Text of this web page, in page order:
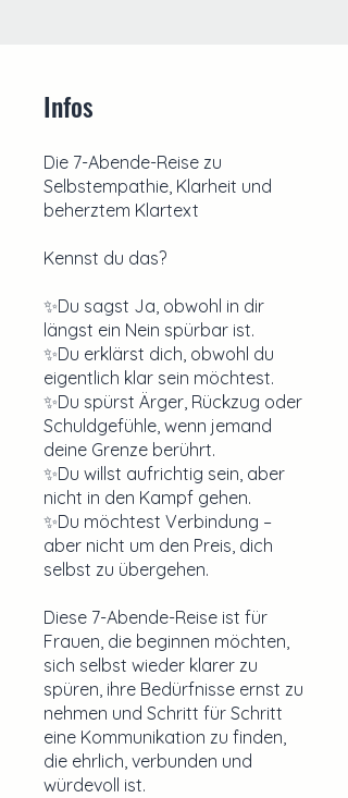
Infos
Die 7-Abende-Reise zu
Selbstempathie, Klarheit und
beherztem Klartext
Kennst du das?
✨Du sagst Ja, obwohl in dir
längst ein Nein spürbar ist.
✨Du erklärst dich, obwohl du
eigentlich klar sein möchtest.
✨Du spürst Ärger, Rückzug oder
Schuldgefühle, wenn jemand
deine Grenze berührt.
✨Du willst aufrichtig sein, aber
nicht in den Kampf gehen.
✨Du möchtest Verbindung –
aber nicht um den Preis, dich
selbst zu übergehen.
Diese 7-Abende-Reise ist für
Frauen, die beginnen möchten,
sich selbst wieder klarer zu
spüren, ihre Bedürfnisse ernst zu
nehmen und Schritt für Schritt
eine Kommunikation zu finden,
die ehrlich, verbunden und
würdevoll ist.